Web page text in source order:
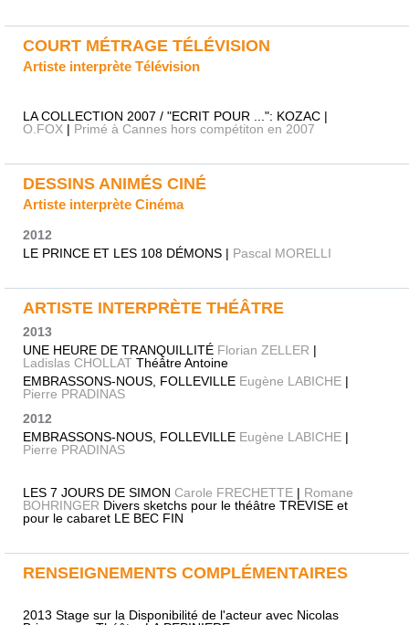
COURT MÉTRAGE TÉLÉVISION
Artiste interprète Télévision
LA COLLECTION 2007 / "ECRIT POUR ...": KOZAC |
O.FOX | Primé à Cannes hors compétiton en 2007
DESSINS ANIMÉS CINÉ
Artiste interprète Cinéma
2012
LE PRINCE ET LES 108 DÉMONS | Pascal MORELLI
ARTISTE INTERPRÈTE THÉÂTRE
2013
UNE HEURE DE TRANQUILLITÉ Florian ZELLER |
Ladislas CHOLLAT Théâtre Antoine
EMBRASSONS-NOUS, FOLLEVILLE Eugène LABICHE |
Pierre PRADINAS
2012
EMBRASSONS-NOUS, FOLLEVILLE Eugène LABICHE |
Pierre PRADINAS
LES 7 JOURS DE SIMON Carole FRECHETTE | Romane
BOHRINGER Divers sketchs pour le théâtre TREVISE et
pour le cabaret LE BEC FIN
RENSEIGNEMENTS COMPLÉMENTAIRES
2013 Stage sur la Disponibilité de l'acteur avec Nicolas